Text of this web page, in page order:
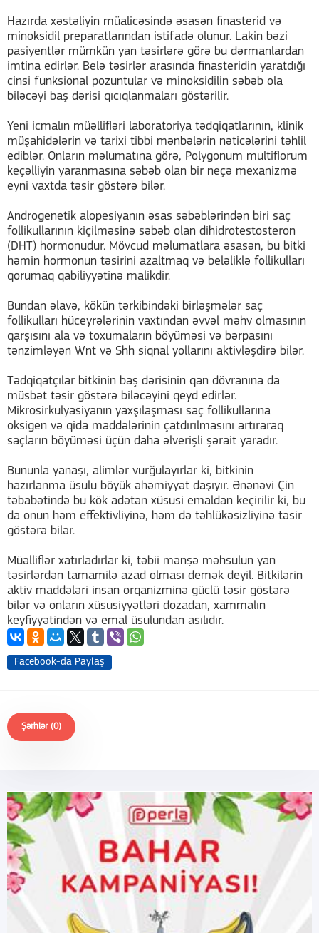
Hazırda xəstəliyin müalicəsində əsasən finasterid və
minoksidil preparatlarından istifadə olunur. Lakin bəzi
pasiyentlər mümkün yan təsirlərə görə bu dərmanlardan
imtina edirlər. Belə təsirlər arasında finasteridin yaratdığı
cinsi funksional pozuntular və minoksidilin səbəb ola
biləcəyi baş dərisi qıcıqlanmaları göstərilir.
Yeni icmalın müəllifləri laboratoriya tədqiqatlarının, klinik
müşahidələrin və tarixi tibbi mənbələrin nəticələrini təhlil
ediblər. Onların məlumatına görə, Polygonum multiflorum
keçəlliyin yaranmasına səbəb olan bir neçə mexanizmə
eyni vaxtda təsir göstərə bilər.
Androgenetik alopesiyanın əsas səbəblərindən biri saç
follikullarının kiçilməsinə səbəb olan dihidrotestosteron
(DHT) hormonudur. Mövcud məlumatlara əsasən, bu bitki
həmin hormonun təsirini azaltmaq və beləliklə follikulları
qorumaq qabiliyyətinə malikdir.
Bundan əlavə, kökün tərkibindəki birləşmələr saç
follikulları hüceyrələrinin vaxtından əvvəl məhv olmasının
qarşısını ala və toxumaların böyüməsi və bərpasını
tənzimləyən Wnt və Shh siqnal yollarını aktivləşdirə bilər.
Tədqiqatçılar bitkinin baş dərisinin qan dövranına da
müsbət təsir göstərə biləcəyini qeyd edirlər.
Mikrosirkulyasiyanın yaxşılaşması saç follikullarına
oksigen və qida maddələrinin çatdırılmasını artıraraq
saçların böyüməsi üçün daha əlverişli şərait yaradır.
Bununla yanaşı, alimlər vurğulayırlar ki, bitkinin
hazırlanma üsulu böyük əhəmiyyət daşıyır. Ənənəvi Çin
təbabətində bu kök adətən xüsusi emaldan keçirilir ki, bu
da onun həm effektivliyinə, həm də təhlükəsizliyinə təsir
göstərə bilər.
Müəlliflər xatırladırlar ki, təbii mənşə məhsulun yan
təsirlərdən tamamilə azad olması demək deyil. Bitkilərin
aktiv maddələri insan orqanizminə güclü təsir göstərə
bilər və onların xüsusiyyətləri dozadan, xammalın
keyfiyyətindən və emal üsulundan asılıdır.
Facebook-da Paylaş
Şərhlər (0)